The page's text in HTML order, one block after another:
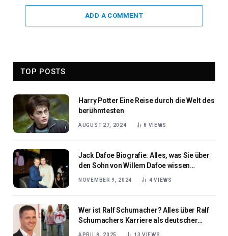
ADD A COMMENT
TOP POSTS
Harry Potter Eine Reise durch die Welt des
berühmtesten
AUGUST 27, 2024 8 VIEWS
Jack Dafoe Biografie: Alles, was Sie über
den Sohn von Willem Dafoe wissen
NOVEMBER 9, 2024 4VIEWS
Wer ist Ralf Schumacher? Alles über Ralf
Schumachers Karriere als deutscher
APRIL 8, 2025 13 VIEWS